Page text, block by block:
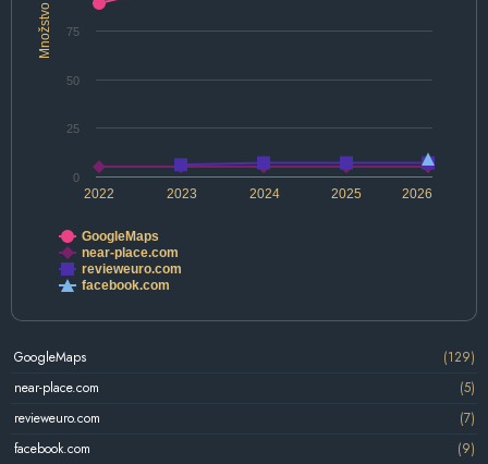
Množstvo
2022 2024 2026
2023 2025
0
25
50
75
GoogleMaps
near-place.com
revieweuro.com
facebook.com
GoogleMaps
(129)
near-place.com
(5)
revieweuro.com
(7)
facebook.com
(9)